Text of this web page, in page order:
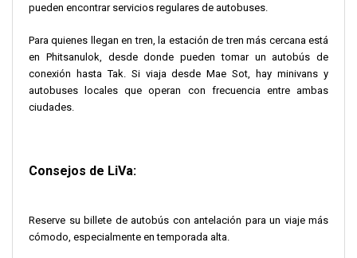
pueden encontrar servicios regulares de autobuses.
Para quienes llegan en tren, la estación de tren más cercana está
en Phitsanulok, desde donde pueden tomar un autobús de
conexión hasta Tak. Si viaja desde Mae Sot, hay minivans y
autobuses locales que operan con frecuencia entre ambas
ciudades.
Consejos de LiVa:
Reserve su billete de autobús con antelación para un viaje más
cómodo, especialmente en temporada alta.